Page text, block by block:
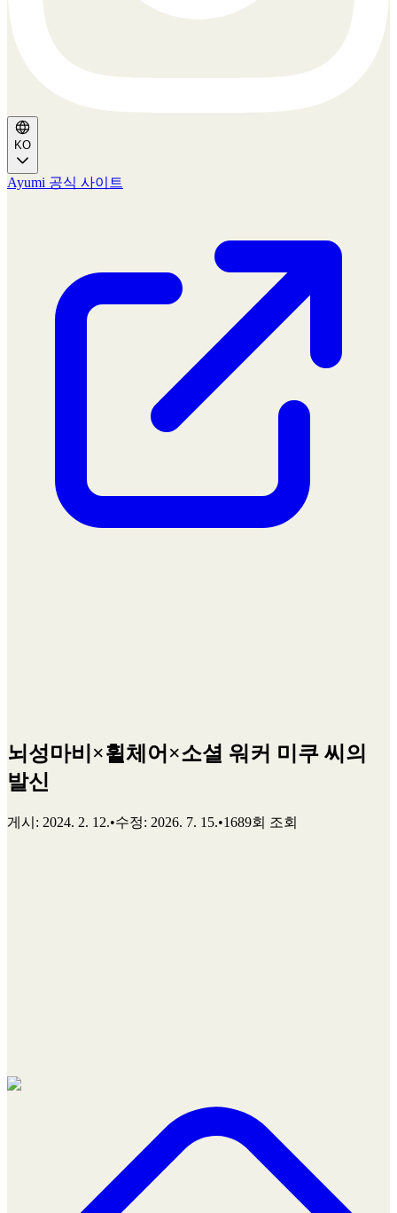
KO
Ayumi 공식 사이트
뇌성마비×휠체어×소셜 워커 미쿠 씨의
발신
게시 : 2024. 2. 12.•수정: 2026. 7. 15.•1689회 조회